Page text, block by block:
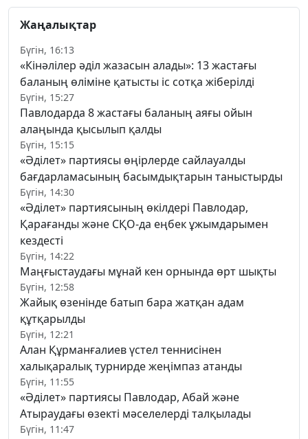
Жаңалықтар
Бүгін, 16:13
«Кінәлілер әділ жазасын алады»: 13 жастағы
баланың өліміне қатысты іс сотқа жіберілді
Бүгін, 15:27
Павлодарда 8 жастағы баланың аяғы ойын
алаңында қысылып қалды
Бүгін, 15:15
«Әділет» партиясы өңірлерде сайлауалды
бағдарламасының басымдықтарын таныстырды
Бүгін, 14:30
«Әділет» партиясының өкілдері Павлодар,
Қарағанды және СҚО-да еңбек ұжымдарымен
кездесті
Бүгін, 14:22
Маңғыстаудағы мұнай кен орнында өрт шықты
Бүгін, 12:58
Жайық өзенінде батып бара жатқан адам
құтқарылды
Бүгін, 12:21
Алан Құрманғалиев үстел теннисінен
халықаралық турнирде жеңімпаз атанды
Бүгін, 11:55
«Әділет» партиясы Павлодар, Абай және
Атыраудағы өзекті мәселелерді талқылады
Бүгін, 11:47